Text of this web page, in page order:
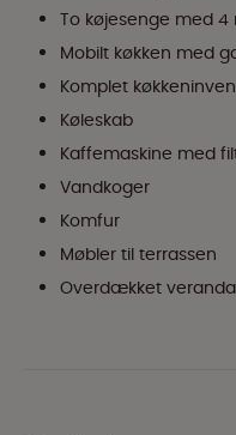
To køjesenge med
Mobilt køkken med
Komplet
Køleskab
Kaffemaskine med
Vandkoger
Komfur
Møbler til terrassen
Overdækket veranda